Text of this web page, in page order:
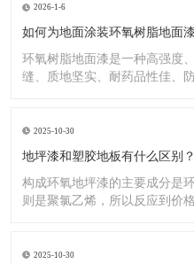
2026-1-6
如何为地面涂装环氧树脂地面
环氧树脂地面漆是一种高强度
缝、质地坚实、耐药品性佳、
2025-10-30
地坪漆和塑胶地板有什么区别？
构成环氧地坪漆的主要成分是
则是聚氯乙烯，所以反应到价
2025-10-30